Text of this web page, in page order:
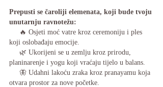
Prepusti se čaroliji elemenata, koji bude tvoju
unutarnju ravnotežu:
koji oslobađaju emocije.
planinarenje i yogu koji vraćaju tijelo u balans.
otvara prostor za nove početke.